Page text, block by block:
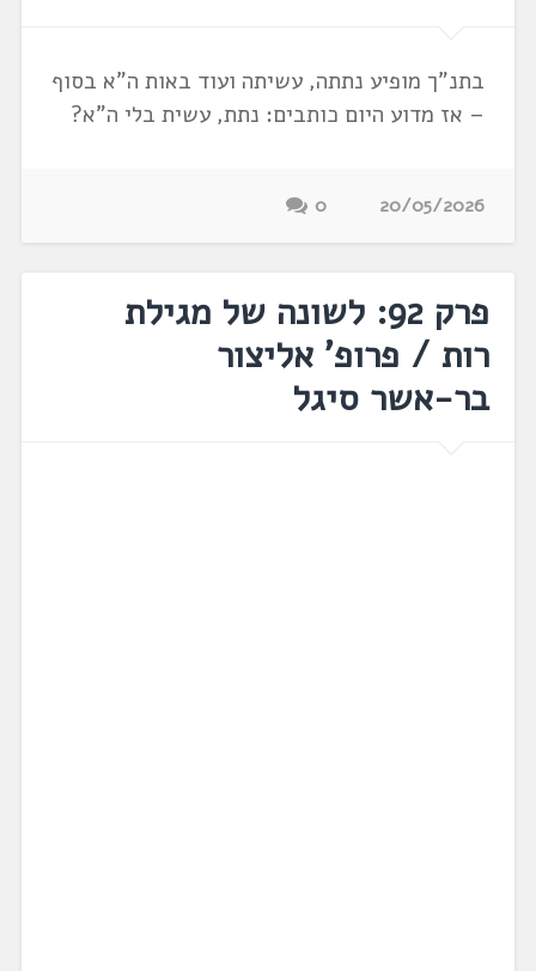
בתנ"ך מופיע נתתה, עשיתה ועוד באות ה"א בסוף
– אז מדוע היום כותבים: נתת, עשית בלי ה"א?
20/05/2026
0
פרק 92: לשונה של מגילת
רות / פרופ' אליצור
בר-אשר סיגל